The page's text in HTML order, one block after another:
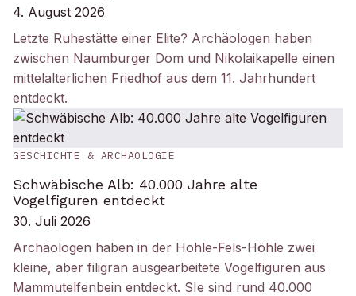
4. August 2026
Letzte Ruhestätte einer Elite? Archäologen haben
zwischen Naumburger Dom und Nikolaikapelle einen
mittelalterlichen Friedhof aus dem 11. Jahrhundert
entdeckt.
GESCHICHTE & ARCHÄOLOGIE
Schwäbische Alb: 40.000 Jahre alte
Vogelfiguren entdeckt
30. Juli 2026
Archäologen haben in der Hohle-Fels-Höhle zwei
kleine, aber filigran ausgearbeitete Vogelfiguren aus
Mammutelfenbein entdeckt. SIe sind rund 40.000